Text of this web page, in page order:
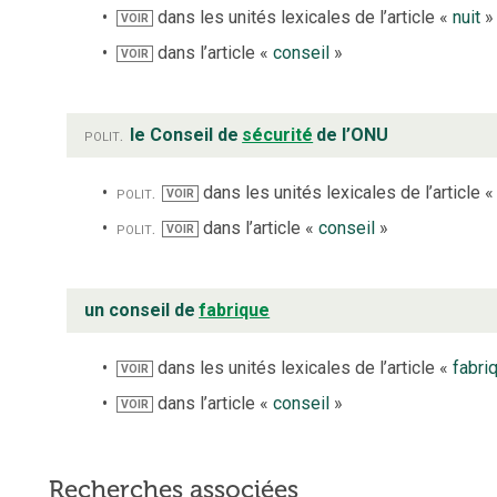
VOIR dans les unités lexicales de l’article «nuit »
VOIR dans l’article «conseil »
polit. le Conseil de sécurité de l’ONU
polit. VOIR dans les unités lexicales de l’article «
polit.
VOIR dans l’article « conseil»
un conseil de fabrique
VOIR dans les unités lexicales de l’article «
VOIR dans l’article «conseil »
Recherches associées